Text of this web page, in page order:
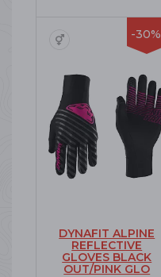
-30%
DYNAFIT ALPINE
REFLECTIVE
GLOVES BLACK
OUT/PINK GLO